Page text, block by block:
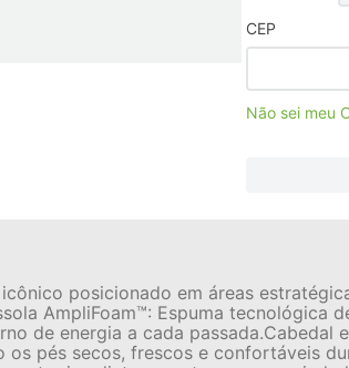
CEP
Não sei meu
posicionado em áreas
AmpliFoam™: Espuma tecnológica
de energia a cada passada.Cabedal
pés secos, frescos e confortáveis